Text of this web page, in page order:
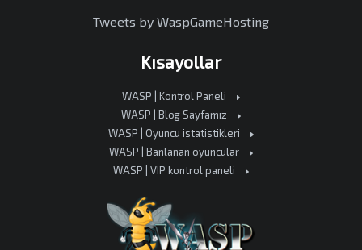
Tweets by WaspGameHosting
Kısayollar
WASP | Kontrol Paneli
WASP | Blog Sayfamız
WASP | Oyuncu istatistikleri
WASP | Banlanan oyuncular
WASP | VIP kontrol paneli